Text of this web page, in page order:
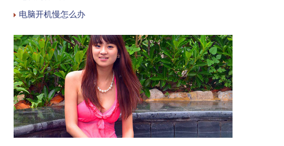
电脑开机慢怎么办